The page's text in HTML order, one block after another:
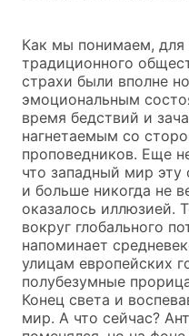
Как мы понимаем, для
традиционного
страхи были вполне
эмоциональным
время бедствий и
нагнетаемым со
проповедников. Еще
что западный мир
и больше никогда не
оказалось иллюзией.
вокруг глобального
напоминает
улицам европейских
полубезумные
Конец света и
мир. А что сейчас?